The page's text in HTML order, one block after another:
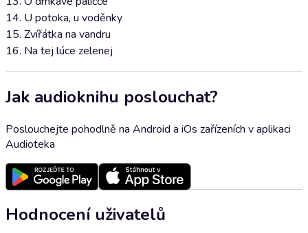
14. U potoka, u voděnky
15. Zvířátka na vandru
16. Na tej lúce zelenej
Jak audioknihu poslouchat?
Poslouchejte pohodlně na Android a iOs zařízeních v aplikaci
Audioteka
Hodnocení uživatelů